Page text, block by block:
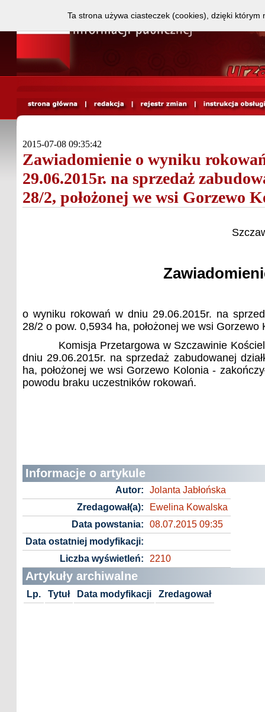
2015-07-08 09:35:42
Zawiadomienie o wyniku
29.06.2015r. na sprzedaż
28/2, położonej we wsi Gorzewo
o wyniku rokowań w dniu 29.06.2015r. na
28/2 o pow. 0,5934 ha, położonej we wsi Gorzewo
Komisja Przetargowa w Szczawinie
dniu 29.06.2015r. na sprzedaż zabudowanej
ha, położonej we wsi Gorzewo Kolonia -
powodu braku uczestników rokowań.
Informacje o artykule
Autor:
Jolanta Jabłońska
Zredagował(a):
Ewelina Kowalska
Data powstania:
08.07.2015 09:35
Data ostatniej modyfikacji:
Liczba wyświetleń:
2210
Artykuły archiwalne
Lp. Tytuł Data modyfikacji Zredagował
Ta strona używa ciasteczek (cookies), dzięki którym